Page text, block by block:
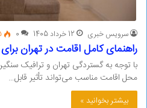
سرویس خبری 12 خرداد 1405 0
راهنمای کامل اقامت در تهران
با توجه به گستردگی تهران و ترافیک
محل اقامت مناسب می‌تواند تأثیر قابل…
بیشتر بخوانید »